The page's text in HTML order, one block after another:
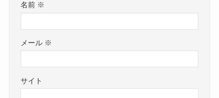
名前 ※
メール ※
サイト